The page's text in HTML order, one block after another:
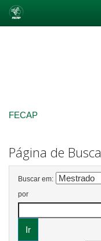
FECAP
Página de Busca
Buscar em:
por